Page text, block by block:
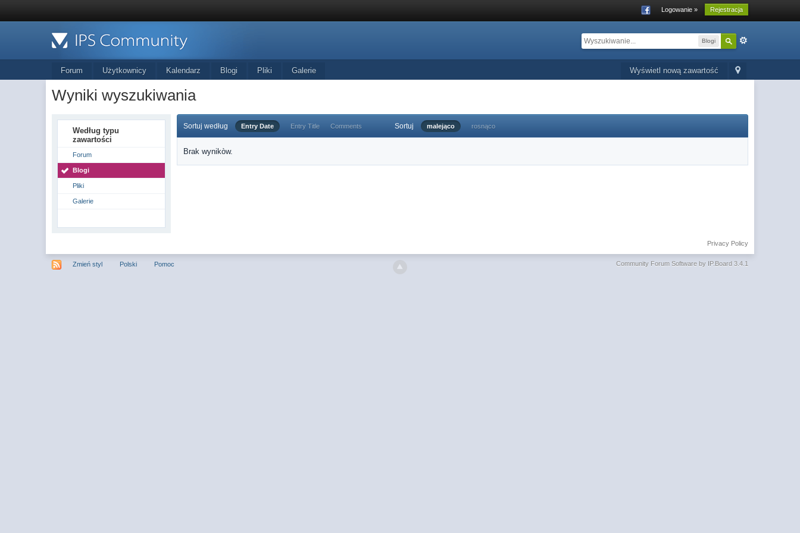
Logowanie » Rejestracja
Blogi
Wyświetl nową zawartość
Forum Użytkownicy Kalendarz Blogi Pliki Galerie
Wyniki wyszukiwania
Według typu
zawartości
Forum
Blogi
Pliki
Galerie
Sortuj według Entry Date Entry Title Comments Sortuj malejąco rosnąco
Brak wynikòw.
Privacy Policy
Zmień styl Polski Pomoc Community Forum Software by IP.Board 3.4.1